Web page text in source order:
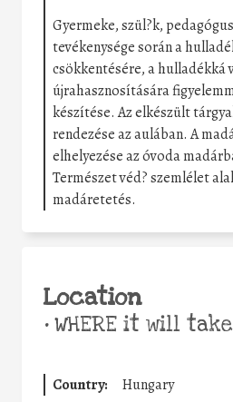
Gyermeke, szül?k,
tevékenysége során a
csökkentésére, a hulladékká
újrahasznosítására
készítése. Az elkészült
rendezése az aulában. A
elhelyezése az óvoda
Természet véd? szemlélet
madáretetés.
Location
•WHERE it will
Country:
Hungary